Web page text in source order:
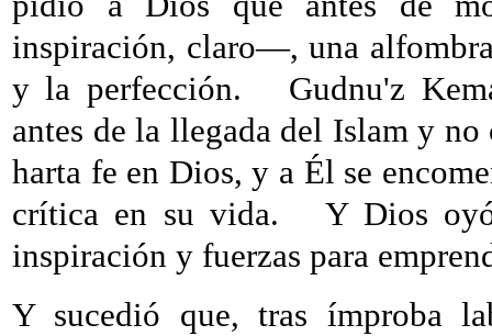
inspiración, claro—, una
y la perfección.
Gudnu'z
antes de la llegada del Islam y
harta fe en Dios, y a Él se
crítica en su vida.
Y Dios
inspiración y fuerzas para
Y sucedió que, tras ímproba